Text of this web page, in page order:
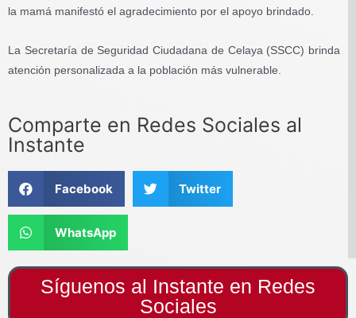
la mamá manifestó el agradecimiento por el apoyo brindado.
La Secretaría de Seguridad Ciudadana de Celaya (SSCC) brinda
atención personalizada a la población más vulnerable.
Comparte en Redes Sociales al
Instante
Facebook Twitter
WhatsApp
Síguenos al Instante en Redes
Sociales